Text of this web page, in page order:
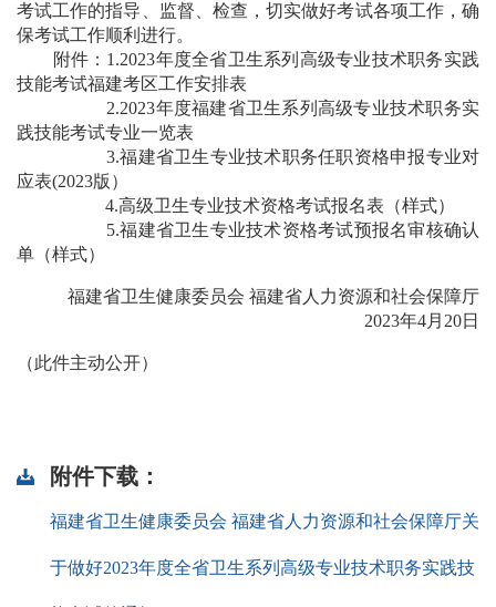
考试工作的指导、监督、检查，切实做好考试各项工作，确
保考试工作顺利进行。
附件：1.2023年度全省卫生系列高级专业技术职务实践
技能考试福建考区工作安排表
2.2023年度福建省卫生系列高级专业技术职务实
践技能考试专业一览表
3.福建省卫生专业技术职务任职资格申报专业对
应表(2023版）
4.高级卫生专业技术资格考试报名表（样式）
5.福建省卫生专业技术资格考试预报名审核确认
单（样式）
福建省卫生健康委员会 福建省人力资源和社会保障厅
2023年4月20日
（此件主动公开）
附件下载：
福建省卫生健康委员会 福建省人力资源和社会保障厅关
于做好2023年度全省卫生系列高级专业技术职务实践技